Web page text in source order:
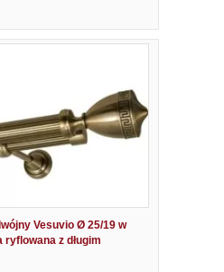
Vesuvio Ø 25/19 w
z długim